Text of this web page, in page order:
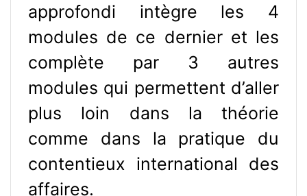
approfondi intègre les 4
modules de ce dernier et les
complète par 3 autres
modules qui permettent d’aller
plus loin dans la théorie
comme dans la pratique du
contentieux international des
affaires.